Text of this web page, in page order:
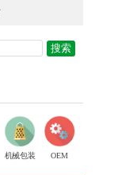
机械包装 OEM